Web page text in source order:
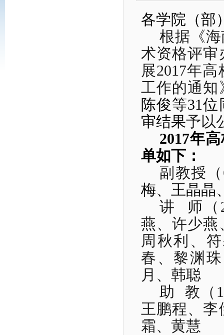
各学院（部
根据《
术资格评审
展2017年高
工作的通知
陈俊等31位
审结果予以
2017年
单如下：
副教授（
梅、王晶晶
讲
师（
燕、许少燕
周秋利、
春、黎渊
月、韩聪
助
教（
王鹏程、李
霜、黄慧